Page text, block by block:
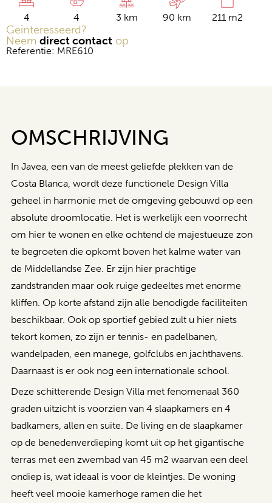
4 4 3 km 90 km 211 m2
Geinteresseerd?
Neem direct contact op
Referentie: MRE610
OMSCHRIJVING
In Javea, een van de meest geliefde plekken van de
Costa Blanca, wordt deze functionele Design Villa
geheel in harmonie met de omgeving gebouwd op een
absolute droomlocatie. Het is werkelijk een voorrecht
om hier te wonen en elke ochtend de majestueuze zon
te begroeten die opkomt boven het kalme water van
de Middellandse Zee. Er zijn hier prachtige
zandstranden maar ook ruige gedeeltes met enorme
kliffen. Op korte afstand zijn alle benodigde faciliteiten
beschikbaar. Ook op sportief gebied zult u hier niets
tekort komen, zo zijn er tennis- en padelbanen,
wandelpaden, een manege, golfclubs en jachthavens.
Daarnaast is er ook nog een internationale school.
Deze schitterende Design Villa met fenomenaal 360
graden uitzicht is voorzien van 4 slaapkamers en 4
badkamers, allen en suite. De living en de slaapkamer
op de benedenverdieping komt uit op het gigantische
terras met een zwembad van 45 m2 waarvan een deel
ondiep is, wat ideaal is voor de kleintjes. De woning
heeft veel mooie kamerhoge ramen die het